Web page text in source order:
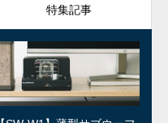
特集記事